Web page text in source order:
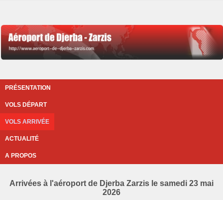
PRÉSENTATION
VOLS DÉPART
VOLS ARRIVÉE
ACTUALITÉ
A PROPOS
Arrivées à l'aéroport de Djerba Zarzis le samedi 23 mai
2026